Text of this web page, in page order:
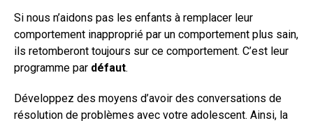
Si nous n’aidons pas les enfants à remplacer leur
comportement inapproprié par un comportement plus sain,
ils retomberont toujours sur ce comportement. C’est leur
programme par défaut.
Développez des moyens d’avoir des conversations de
résolution de problèmes avec votre adolescent. Ainsi, la